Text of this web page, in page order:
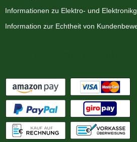
Informationen zu Elektro- und
Information zur Echtheit von